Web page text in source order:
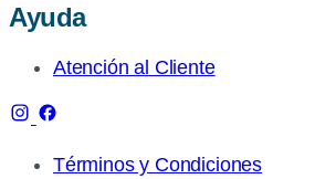
Ayuda
Atención al Cliente
Términos y Condiciones